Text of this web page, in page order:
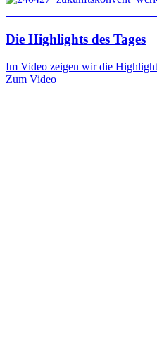
Die Highlights des Tages
Im Video zeigen wir die
Zum Video